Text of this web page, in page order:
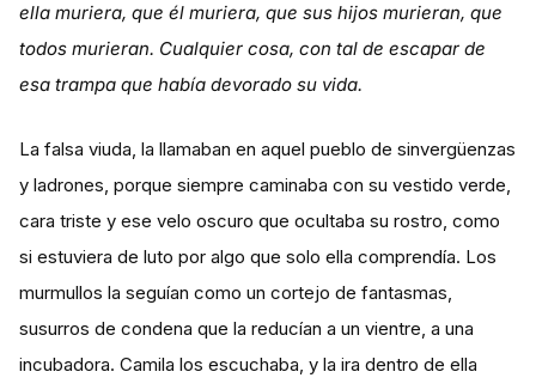
ella muriera, que él muriera, que sus hijos murieran, que
todos murieran. Cualquier cosa, con tal de escapar de
esa trampa que había devorado su vida.
La falsa viuda, la llamaban en aquel pueblo de sinvergüenzas
y ladrones, porque siempre caminaba con su vestido verde,
cara triste y ese velo oscuro que ocultaba su rostro, como
si estuviera de luto por algo que solo ella comprendía. Los
murmullos la seguían como un cortejo de fantasmas,
susurros de condena que la reducían a un vientre, a una
incubadora. Camila los escuchaba, y la ira dentro de ella